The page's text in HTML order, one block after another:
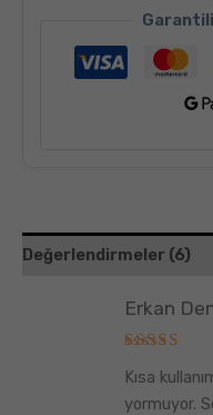
Değerlendirmeler (6)
üzerinden
oy aldı
Erkan
Kısa
yormuyor.